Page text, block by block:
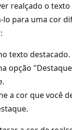
realçado o
lo para uma cor
texto destacado.
opção
a cor que você